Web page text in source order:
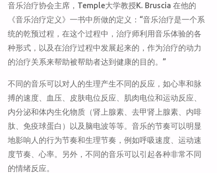
音乐治疗协会主席，Temple大学教授K. Bruscia 在他的
《音乐治疗定义》一书中所做的定义：“音乐治疗是一个系
统的乾预过程，在这个过程中，治疗师利用音乐体验的各
种形式，以及在治疗过程中发展起来的，作为治疗的动力
的治疗关系来帮助被帮助者达到健康的目的。”
不同的音乐可以对人的生理产生不同的反应，如心率和脉
搏的速度、血压、皮肤电位反应、肌肉电位和运动反应、
内分泌和体内生化物质（肾上腺素、去甲肾上腺素、内啡
肽、免疫球蛋白）以及脑电波等等。音乐的节奏可以明显
地影响人的行为节奏和生理节奏，例如呼吸速度、运动速
度节奏、心率。另外，不同的音乐可以引起各种非常不同
的情绪反应。